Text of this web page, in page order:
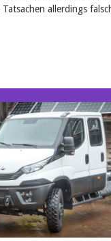
allerdings